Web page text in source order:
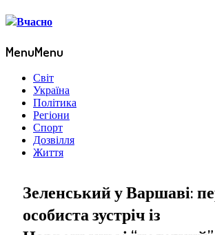
MenuMenu
Світ
Україна
Політика
Регіони
Спорт
Дозвілля
Життя
Зеленський у Варшаві:
особиста зустріч із